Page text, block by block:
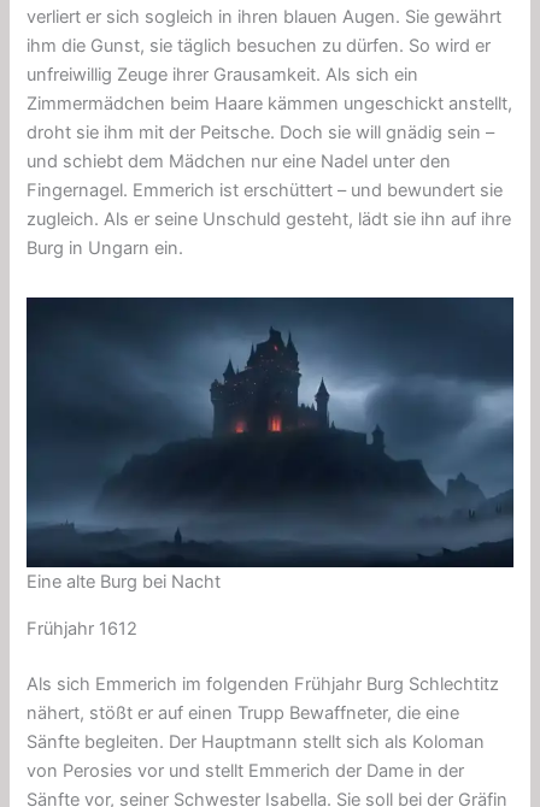
verliert er sich sogleich in ihren blauen Augen. Sie gewährt
ihm die Gunst, sie täglich besuchen zu dürfen. So wird er
unfreiwillig Zeuge ihrer Grausamkeit. Als sich ein
Zimmermädchen beim Haare kämmen ungeschickt anstellt,
droht sie ihm mit der Peitsche. Doch sie will gnädig sein –
und schiebt dem Mädchen nur eine Nadel unter den
Fingernagel. Emmerich ist erschüttert – und bewundert sie
zugleich. Als er seine Unschuld gesteht, lädt sie ihn auf ihre
Burg in Ungarn ein.
Eine alte Burg bei Nacht
Frühjahr 1612
Als sich Emmerich im folgenden Frühjahr Burg Schlechtitz
nähert, stößt er auf einen Trupp Bewaffneter, die eine
Sänfte begleiten. Der Hauptmann stellt sich als Koloman
von Perosies vor und stellt Emmerich der Dame in der
Sänfte vor, seiner Schwester Isabella. Sie soll bei der Gräfin